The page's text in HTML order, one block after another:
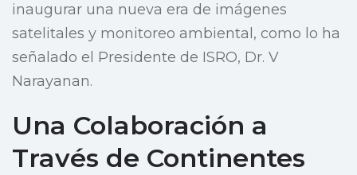
inaugurar una nueva era de imágenes
satelitales y monitoreo ambiental, como lo ha
señalado el Presidente de ISRO, Dr. V
Narayanan.
Una Colaboración a
Través de Continentes